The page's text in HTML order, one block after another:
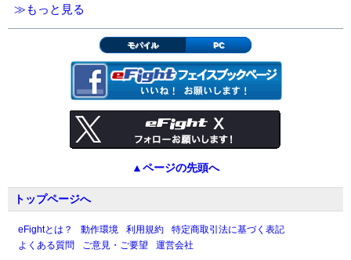
≫もっと見る
モバイル PC
▲ページの先頭へ
トップページへ
eFightとは？ 動作環境 利用規約
特定商取引法に基づく表記
よくある質問
ご意見・ご要望 運営会社